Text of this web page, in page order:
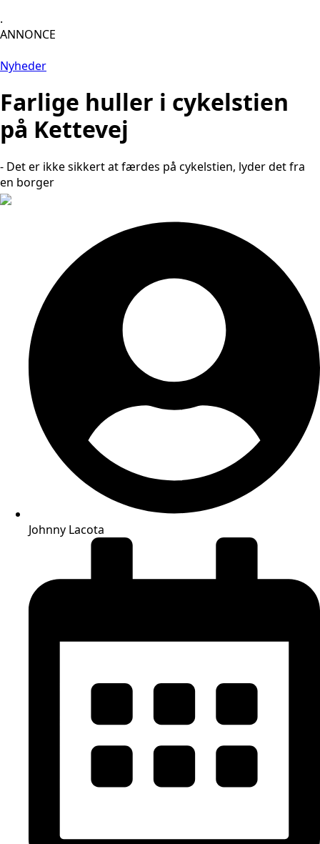
.
ANNONCE
Nyheder
Farlige huller i cykelstien
på Kettevej
- Det er ikke sikkert at færdes på cykelstien, lyder det fra
en borger
Johnny Lacota